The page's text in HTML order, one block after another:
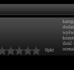
0pkt
ilość
ocena